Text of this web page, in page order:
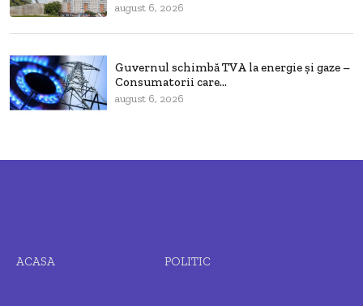
august 6, 2026
Guvernul schimbă TVA la energie și gaze –
Consumatorii care...
august 6, 2026
ACASA POLITIC